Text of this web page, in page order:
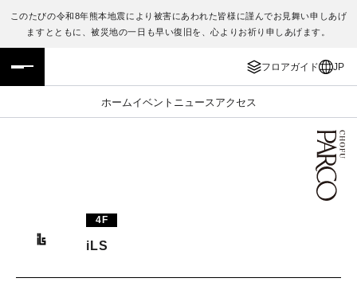
このたびの令和8年熊本地震により被害にあわれた皆様に謹んでお見舞い申しあげ
ますとともに、被災地の一日も早い復旧を、心よりお祈り申しあげます。
フロアガイド JP
ホームイベント ニュース アクセス
フロアガイド
施設案内・アクセス
TAX FREE
ENGLISH
繁体字
日本語
4F
iLS